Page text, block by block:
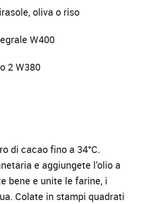
oliva o riso
W400
2 W380
di cacao fino a 34°C.
e aggiungete l’olio a
bene e unite le farine, i
Colate in stampi quadrati